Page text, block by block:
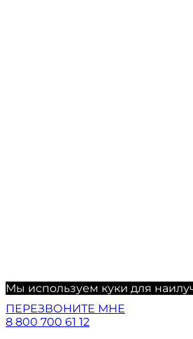
Мы используем куки для
ПЕРЕЗВОНИТЕ МНЕ
8 800 700 61 12